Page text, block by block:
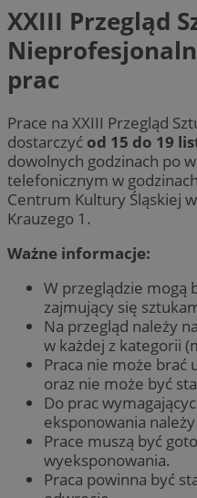
XXIII Przegląd
prac
Prace na XXIII Przegląd
dostarczyć od 15 do 19
dowolnych godzinach po
telefonicznym w
Centrum Kultury Śląskiej
Krauzego 1.
Ważne informacje:
W przeglądzie mogą
zajmujący się
Na przegląd należy
w każdej z kategorii
Praca nie może brać
oraz nie może być
Do prac
eksponowania
Prace muszą być
wyeksponowania.
Praca powinna być